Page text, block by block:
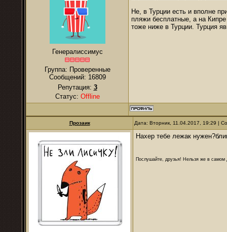
Генералиссимус
Группа: Проверенные
Сообщений: 16809
Репутация: 3
Статус: Offline
Не, в Турции есть и вполне
пляжи бесплатные, а на
тоже ниже в Турции. Турция
Прозаик Дата: Вторник, 11.04.2017, 19:29 |
Нахер тебе лежак
Послушайте, друзья! Нельзя же в самом